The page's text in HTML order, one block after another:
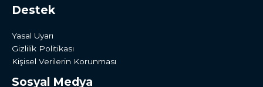
Destek
Yasal Uyarı
Gizlilik Politikası
Kişisel Verilerin Korunması
Sosyal Medya